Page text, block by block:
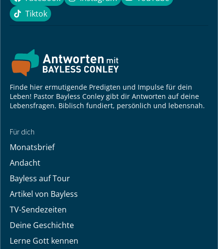
Tiktok
Tiktok
Finde hier ermutigende Predigten und Impulse für dein
Leben! Pastor Bayless Conley gibt dir Antworten auf deine
Lebensfragen. Biblisch fundiert, persönlich und lebensnah.
Für dich
Monatsbrief
Andacht
Bayless auf Tour
Artikel von Bayless
TV-Sendezeiten
Deine Geschichte
Lerne Gott kennen